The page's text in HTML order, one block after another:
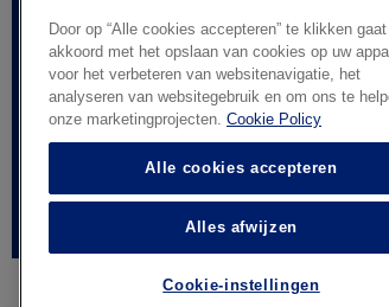
et d’idées
© AGC Glass Europe 2026 Wettelijke informatie
Whistleblowing
Door op “Alle cookies accepteren” te klikken
akkoord met het opslaan van cookies op uw
voor het verbeteren van websitenavigatie, het
analyseren van websitegebruik en om ons te
onze marketingprojecten. Cookie Policy
Alle cookies accepteren
Alles afwijzen
Cookie-instellingen